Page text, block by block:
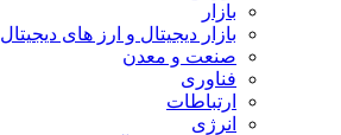
بازار
بازار دیجیتال و ارز های دیجیتال
صنعت و معدن
فناوری
ارتباطات
انرژی